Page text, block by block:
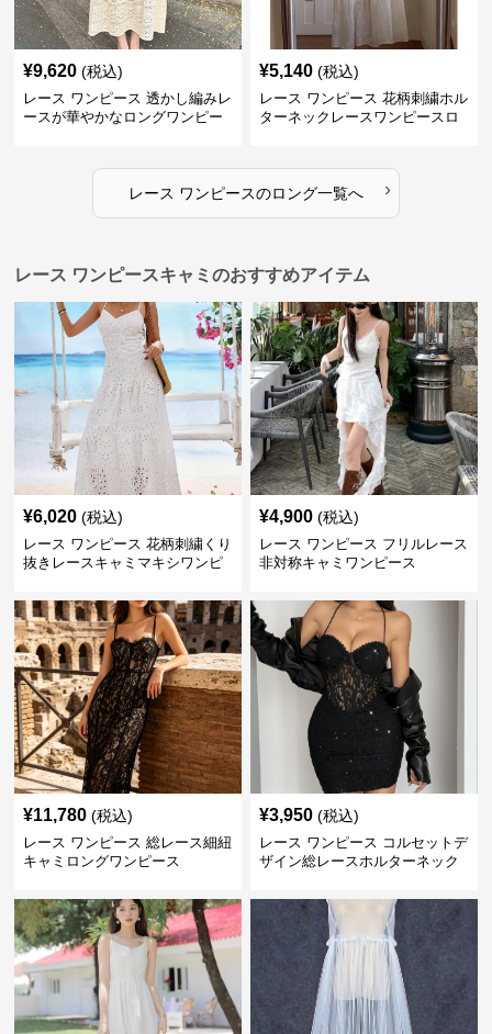
¥9,620 (税込)
レース ワンピース 透かし編みレ
ースが華やかなロングワンピー
¥5,140 (税込)
レース ワンピース 花柄刺繍ホル
ターネックレースワンピースロ
レース ワンピースのロング一覧へ ›
レース ワンピースキャミのおすすめアイテム
¥6,020 (税込)
レース ワンピース 花柄刺繍くり
抜きレースキャミマキシワンピ
¥4,900 (税込)
レース ワンピース フリルレース
非対称キャミワンピース
¥11,780 (税込)
レース ワンピース 総レース細紐
キャミロングワンピース
¥3,950 (税込)
レース ワンピース コルセットデ
ザイン総レースホルターネック